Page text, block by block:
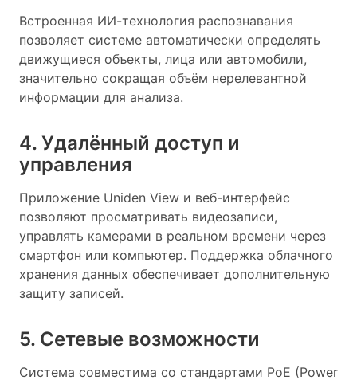
Встроенная ИИ-технология распознавания
позволяет системе автоматически определять
движущиеся объекты, лица или автомобили,
значительно сокращая объём нерелевантной
информации для анализа.
4. Удалённый доступ и
управления
Приложение Uniden View и веб-интерфейс
позволяют просматривать видеозаписи,
управлять камерами в реальном времени через
смартфон или компьютер. Поддержка облачного
хранения данных обеспечивает дополнительную
защиту записей.
5. Сетевые возможности
Система совместима со стандартами PoE (Power